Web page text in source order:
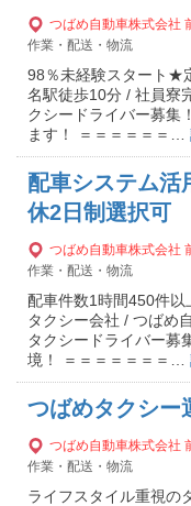
つばめ自動車株式会社
作業・配送・物流
98％未経験スタート★
名駅徒歩10分 / 社員寮
クシードライバー募集
ます！ ＝＝＝＝＝＝…
配車システム活
休2日制選択可
つばめ自動車株式会社
作業・配送・物流
配車件数1時間450件
タクシー会社 / つばめ
タクシードライバー募
境！ ＝＝＝＝＝＝＝…
つばめタクシー
つばめ自動車株式会社
作業・配送・物流
ライフスタイル重視の